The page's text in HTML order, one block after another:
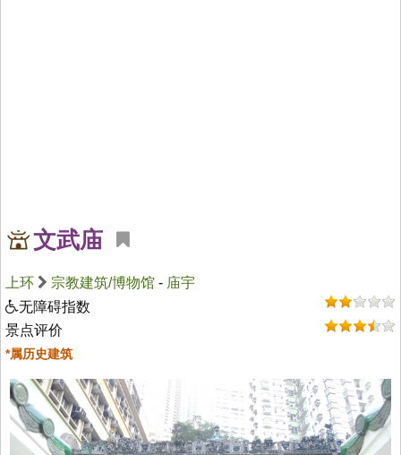
文武庙
上环 宗教建筑/博物馆 - 庙宇
无障碍指数
景点评价
*属历史建筑